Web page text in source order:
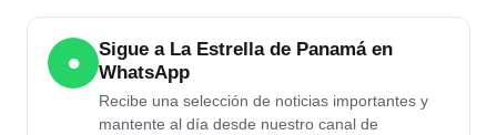
●
Sigue a La Estrella de Panamá en
WhatsApp
Recibe una selección de noticias importantes y
mantente al día desde nuestro canal de